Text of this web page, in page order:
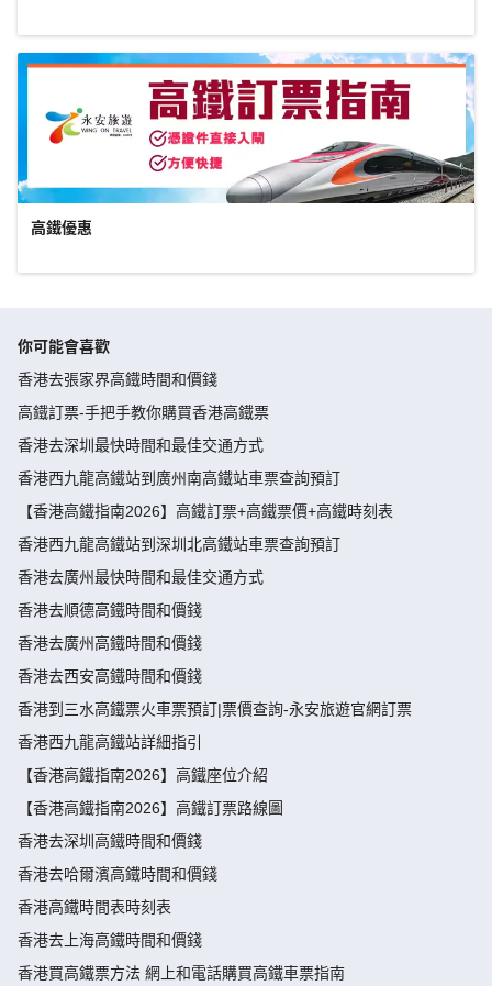
高鐵優惠
你可能會喜歡
香港去張家界高鐵時間和價錢
高鐵訂票-手把手教你購買香港高鐵票
香港去深圳最快時間和最佳交通方式
香港西九龍高鐵站到廣州南高鐵站車票查詢預訂
【香港高鐵指南2026】高鐵訂票+高鐵票價+高鐵時刻表
香港西九龍高鐵站到深圳北高鐵站車票查詢預訂
香港去廣州最快時間和最佳交通方式
香港去順德高鐵時間和價錢
香港去廣州高鐵時間和價錢
香港去西安高鐵時間和價錢
香港到三水高鐵票火車票預訂|票價查詢-永安旅遊官網訂票
香港西九龍高鐵站詳細指引
【香港高鐵指南2026】高鐵座位介紹
【香港高鐵指南2026】高鐵訂票路線圖
香港去深圳高鐵時間和價錢
香港去哈爾濱高鐵時間和價錢
香港高鐵時間表時刻表
香港去上海高鐵時間和價錢
香港買高鐵票方法 網上和電話購買高鐵車票指南